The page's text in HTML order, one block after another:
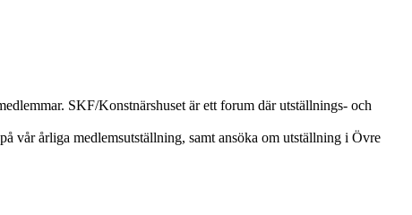
SKF/Konstnärshuset är ett forum där utställnings- och
vår årliga medlemsutställning, samt ansöka om utställning i Övre